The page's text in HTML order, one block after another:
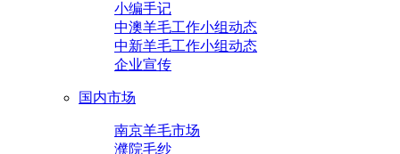
小编手记
中澳羊毛工作小组动态
中新羊毛工作小组动态
企业宣传
国内市场
南京羊毛市场
濮院毛纱